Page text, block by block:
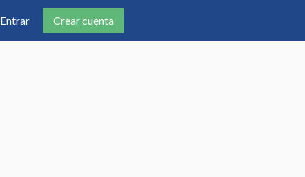
Entrar Crear cuenta